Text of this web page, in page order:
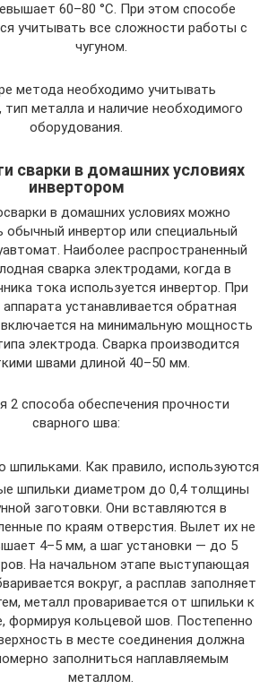
60–80 °С. При этом способе
учитывать все сложности работы с
чугуном.
метода необходимо учитывать
тип металла и наличие необходимого
оборудования.
сварки в домашних условиях
инвертором
в домашних условиях можно
обычный инвертор или специальный
Наиболее распространенный
сварка электродами, когда в
тока используется инвертор. При
устанавливается обратная
на минимальную мощность
электрода. Сварка производится
швами длиной 40–50 мм.
2 способа обеспечения прочности
сварного шва:
шпильками. Как правило, используются
шпильки диаметром до 0,4 толщины
заготовки. Они вставляются в
по краям отверстия. Вылет их не
4–5 мм, а шаг установки — до 5
На начальном этапе выступающая
вокруг, а расплав заполняет
металл проваривается от шпильки к
формируя кольцевой шов. Постепенно
в месте соединения должна
заполниться наплавляемым
металлом.